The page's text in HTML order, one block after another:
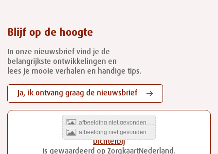
Blijf op de hoogte
In onze nieuwsbrief vind je de
belangrijkste ontwikkelingen en
lees je mooie verhalen en handige tips.
Ja, ik ontvang graag de nieuwsbrief
Dichterbij
is gewaardeerd op ZorgkaartNederland.